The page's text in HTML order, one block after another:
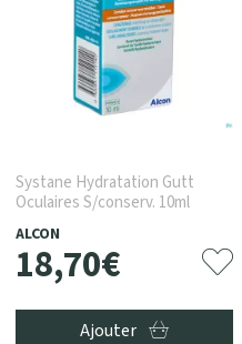
Systane Hydratation Gutt
Oculaires S/conserv. 10ml
ALCON
18,70€
Ajouter